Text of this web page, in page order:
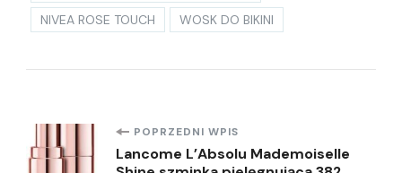
NIVEA ROSE TOUCH
WOSK DO BIKINI
Nawigacja
POPRZEDNI WPIS
Lancome L’Absolu Mademoiselle